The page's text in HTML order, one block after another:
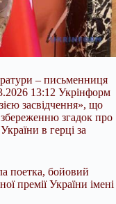
– письменниця
13:12 Укрінформ
засвідчення», що
збереженню згадок про
в герці за
поетка, бойовий
премії України імені